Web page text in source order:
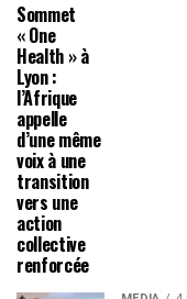
Sommet
« One
Health » à
Lyon :
l’Afrique
appelle
d’une même
voix à une
transition
vers une
action
collective
renforcée